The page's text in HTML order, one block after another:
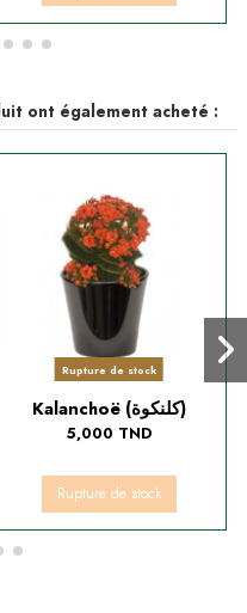
ont également acheté :
Rupture de stock
Kalanchoë (كلنكوة)
5,000 TND
Rupture de stock